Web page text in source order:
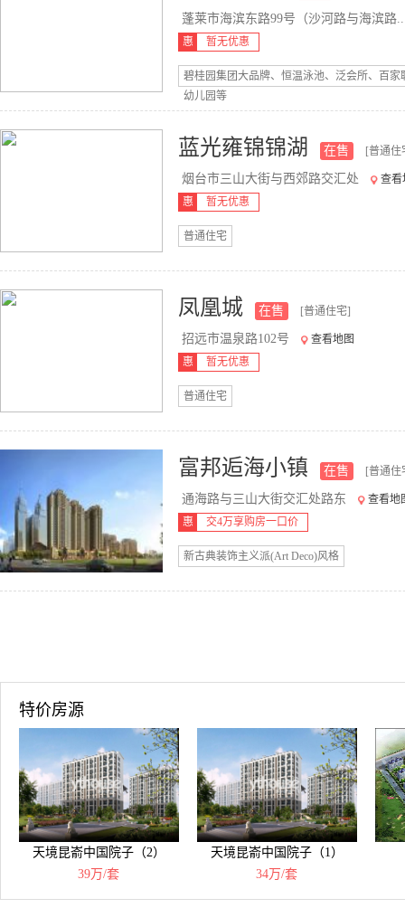
蓬莱市海滨东路99号（沙河路与海滨路
惠 暂无优惠
碧桂园集团大品牌、恒温泳池、泛会所、百
幼儿园等
蓝光雍锦锦湖 在售 [普通住
烟台市三山大街与西郊路交汇处
查看
惠
暂无优惠
普通住宅
凤凰城 在售 [普通住宅]
招远市温泉路102号
查看地图
惠
暂无优惠
普通住宅
富邦逅海小镇 在售 [普通住
通海路与三山大街交汇处路东
查看地
惠
交4万享购房一口价
新古典装饰主义派(Art Deco)风格
特价房源
天境昆嵛中国院子（2）
39万/套
天境昆嵛中国院子（1）
34万/套